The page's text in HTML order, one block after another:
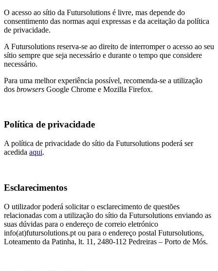
O acesso ao sítio da Futursolutions é livre, mas depende do
consentimento das normas aqui expressas e da aceitação da política
de privacidade.
A Futursolutions reserva-se ao direito de interromper o acesso ao seu
sítio sempre que seja necessário e durante o tempo que considere
necessário.
Para uma melhor experiência possível, recomenda-se a utilização
dos browsers Google Chrome e Mozilla Firefox.
Política de privacidade
A política de privacidade do sítio da Futursolutions poderá ser
acedida aqui.
Esclarecimentos
O utilizador poderá solicitar o esclarecimento de questões
relacionadas com a utilização do sítio da Futursolutions enviando as
suas dúvidas para o endereço de correio eletrónico
info(at)futursolutions.pt ou para o endereço postal Futursolutions,
Loteamento da Patinha, lt. 11, 2480-112 Pedreiras – Porto de Mós.